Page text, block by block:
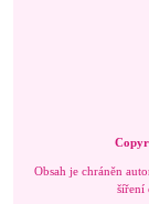
Obsah je chráněn
šíření